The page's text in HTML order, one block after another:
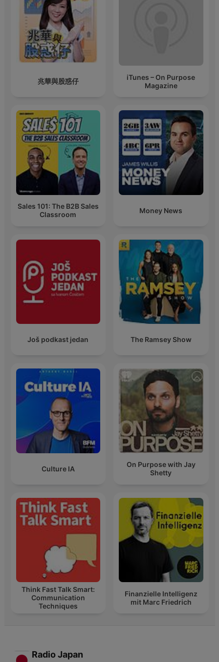
兆華與股惑仔
iTunes – On Purpose
Magazine
Sales 101: The B2B Sales
Classroom
Money News
Još podkast jedan The Ramsey Show
Culture IA
On Purpose with Jay
Shetty
Think Fast Talk Smart:
Communication
Techniques
Finanzielle Intelligenz
mit Marc Friedrich
Radio Japan